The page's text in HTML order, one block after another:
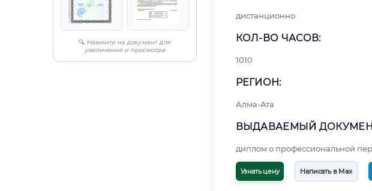
🔍 Нажмите на документ для
увеличения и просмотра
дистанционно
КОЛ-ВО ЧАСОВ:
1010
РЕГИОН:
Алма-Ата
ВЫДАВАЕМЫЙ
диплом о профессиональной
Узнать цену Написать в Max